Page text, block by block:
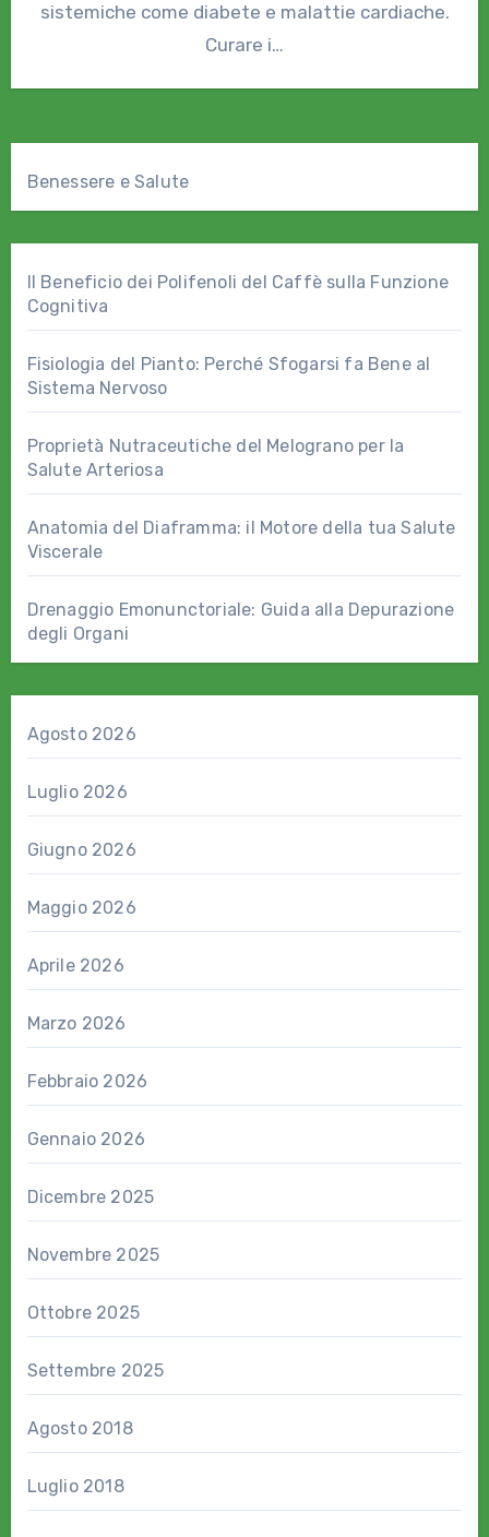
sistemiche come diabete e malattie cardiache.
Curare i…
Benessere e Salute
Il Beneficio dei Polifenoli del Caffè sulla Funzione
Cognitiva
Fisiologia del Pianto: Perché Sfogarsi fa Bene al
Sistema Nervoso
Proprietà Nutraceutiche del Melograno per la
Salute Arteriosa
Anatomia del Diaframma: il Motore della tua Salute
Viscerale
Drenaggio Emonunctoriale: Guida alla Depurazione
degli Organi
Agosto 2026
Luglio 2026
Giugno 2026
Maggio 2026
Aprile 2026
Marzo 2026
Febbraio 2026
Gennaio 2026
Dicembre 2025
Novembre 2025
Ottobre 2025
Settembre 2025
Agosto 2018
Luglio 2018